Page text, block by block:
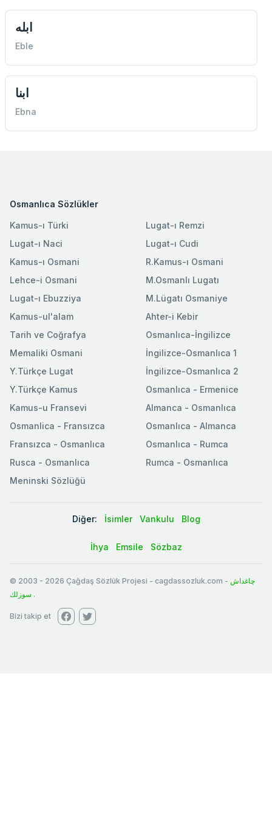
ابله
Eble
ابنا
Ebna
Osmanlıca Sözlükler
Kamus-ı Türki
Lugat-ı Naci
Kamus-ı Osmani
Lehce-i Osmani
Lugat-ı Ebuzziya
Lugat-ı Remzi
Lugat-ı Cudi
R.Kamus-ı Osmani
M.Osmanlı Lugatı
M.Lügatı Osmaniye
Kamus-ul'alam
Tarih ve Coğrafya
Memaliki Osmani
Y.Türkçe Lugat
Y.Türkçe Kamus
Ahter-i Kebir
Osmanlıca-İngilizce
İngilizce-Osmanlıca 1
İngilizce-Osmanlıca 2
Osmanlıca - Ermenice
Kamus-u Fransevi
Osmanlica - Fransızca
Fransızca - Osmanlıca
Rusca - Osmanlıca
Meninski Sözlüğü
Almanca - Osmanlıca
Osmanlıca - Almanca
Osmanlıca - Rumca
Rumca - Osmanlıca
Diğer: İsimler Vankulu Blog
İhya Emsile Sözbaz
© 2003 - 2026 Çağdaş Sözlük Projesi - cagdassozluk.com - چاغداش
سوزلك .
Bizi takip et